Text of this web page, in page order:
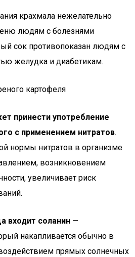
крахмала нежелательно
людям с болезнями
сок противопоказан людям с
желудка и диабетикам.
картофеля
принести употребление
с применением нитратов.
нормы нитратов в организме
возникновением
увеличивает риск
входит соланин —
накапливается обычно в
прямых солнечных